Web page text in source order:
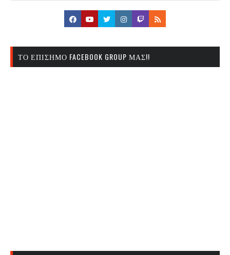
ΤΟ ΕΠΊΣΗΜΟ FACEBOOK GROUP ΜΑΣ!!